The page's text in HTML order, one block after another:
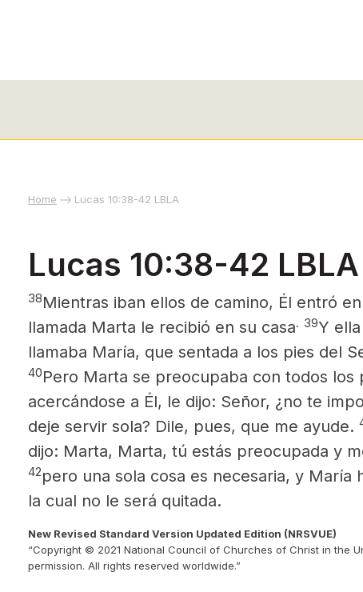
Home Lucas 10:38-42 LBLA
Lucas 10:38-42 LBLA
38Mientras iban ellos de camino, Él entró
llamada Marta le recibió en su casa. 39Y
llamaba María, que sentada a los pies del
40Pero Marta se preocupaba con todos los
acercándose a Él, le dijo: Señor, ¿no te
deje servir sola? Dile, pues, que me ayude.
dijo: Marta, Marta, tú estás preocupada y
42pero una sola cosa es necesaria, y María
la cual no le será quitada.
New Revised Standard Version Updated Edition (NRSVUE)
“Copyright © 2021 National Council of Churches of Christ in the
permission. All rights reserved worldwide.”